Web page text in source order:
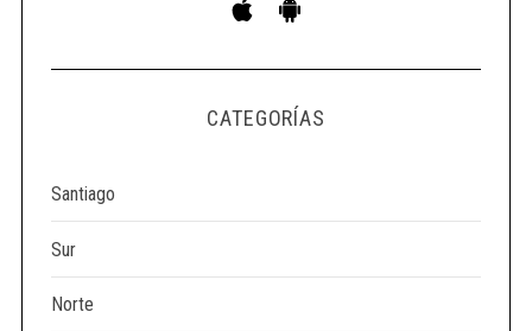
CATEGORÍAS
Santiago
Sur
Norte